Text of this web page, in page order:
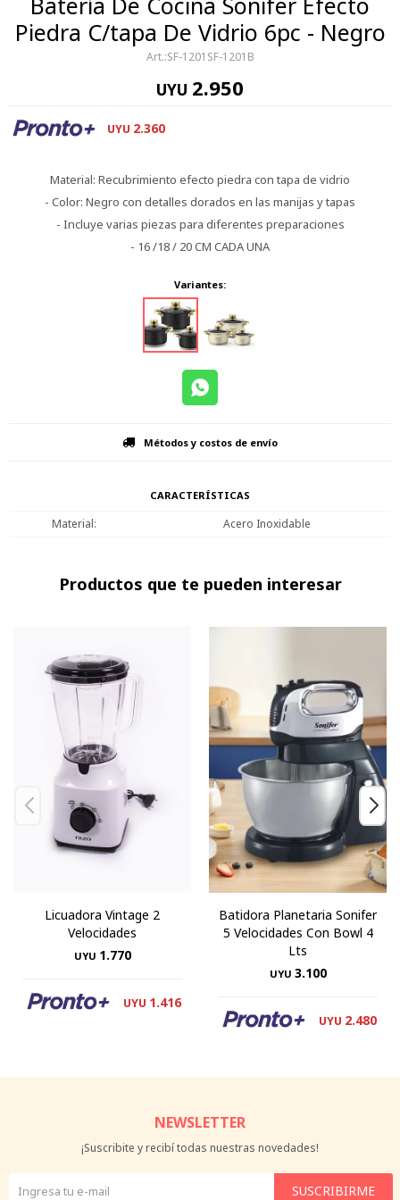
Piedra C/tapa De Vidrio 6pc - Negro
SF-1201SF-1201B
UYU 2.950
UYU 2.360
Material: Recubrimiento efecto piedra con tapa de vidrio
- Color: Negro con detalles dorados en las manijas y tapas
- Incluye varias piezas para diferentes preparaciones
- 16 /18 / 20 CM CADA UNA
Variantes:
Métodos y costos de envío
CARACTERÍSTICAS
Material Acero Inoxidable
Productos que te pueden interesar
Licuadora Vintage 2
Velocidades
UYU 1.770
UYU 1.416
Batidora Planetaria Sonifer
5 Velocidades Con Bowl 4
Lts
UYU 3.100
UYU 2.480
NEWSLETTER
¡Suscribite y recibí todas nuestras novedades!
SUSCRIBIRME